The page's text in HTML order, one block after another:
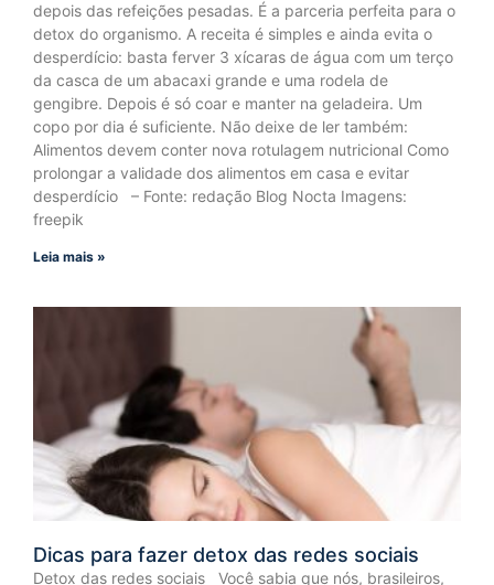
depois das refeições pesadas. É a parceria perfeita para o
detox do organismo. A receita é simples e ainda evita o
desperdício: basta ferver 3 xícaras de água com um terço
da casca de um abacaxi grande e uma rodela de
gengibre. Depois é só coar e manter na geladeira. Um
copo por dia é suficiente. Não deixe de ler também:
Alimentos devem conter nova rotulagem nutricional Como
prolongar a validade dos alimentos em casa e evitar
desperdício – Fonte: redação Blog Nocta Imagens:
freepik
Leia mais »
Dicas para fazer detox das redes sociais
Detox das redes sociais Você sabia que nós, brasileiros,